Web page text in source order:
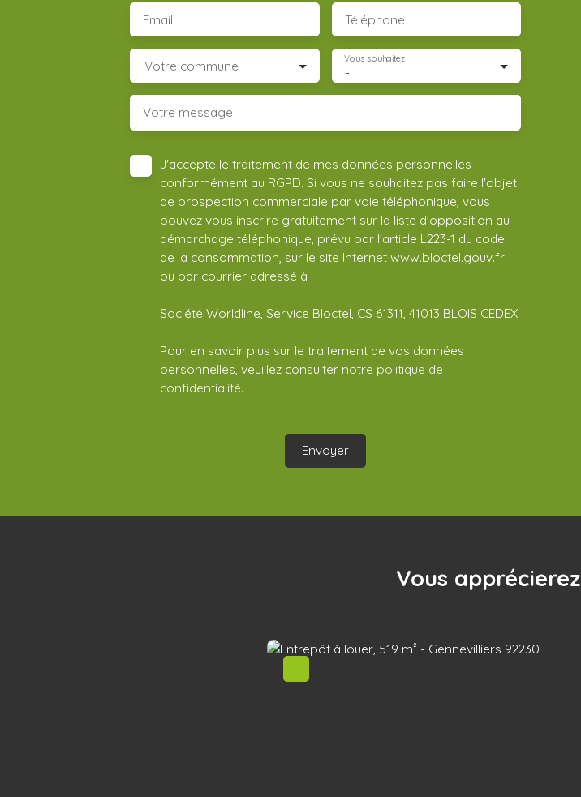
Email Téléphone
Votre commune -
Vous souhaitez
Votre message
J'accepte le traitement de mes données personnelles
conformément au RGPD. Si vous ne souhaitez pas faire l'objet
de prospection commerciale par voie téléphonique, vous
pouvez vous inscrire gratuitement sur la liste d'opposition au
démarchage téléphonique, prévu par l'article L223-1 du code
de la consommation, sur le site Internet www.bloctel.gouv.fr
ou par courrier adressé à :
Société Worldline, Service Bloctel, CS 61311, 41013 BLOIS CEDEX.
Pour en savoir plus sur le traitement de vos données
personnelles, veuillez consulter notre politique de
confidentialité.
Envoyer
Vous apprécierez